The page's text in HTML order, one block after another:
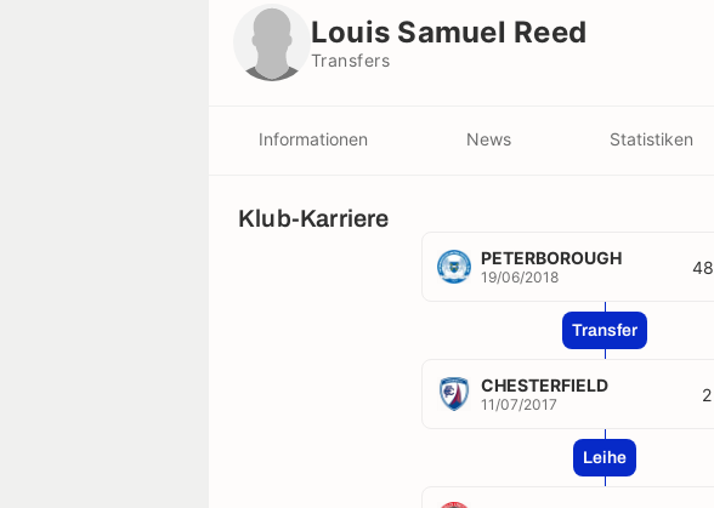
Louis Samuel Reed
Transfers
Informationen News Statistiken
Klub-Karriere
PETERBOROUGH
19/06/2018 48
Transfer
CHESTERFIELD
11/07/2017 2
Leihe